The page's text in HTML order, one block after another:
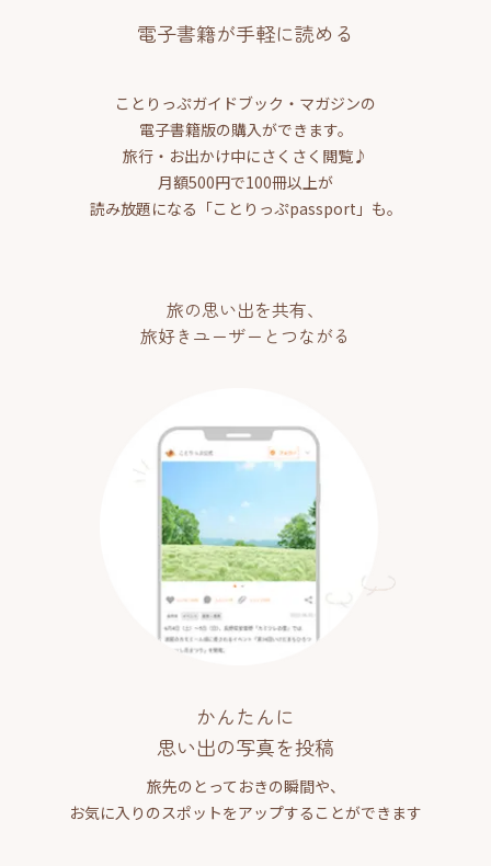
電子書籍が手軽に読める
ことりっぷガイドブック・マガジンの
電子書籍版の購入ができます。
旅行・お出かけ中にさくさく閲覧♪
月額500円で100冊以上が
読み放題になる「ことりっぷpassport」も。
旅の思い出を共有、
旅好きユーザーとつながる
かんたんに
思い出の写真を投稿
旅先のとっておきの瞬間や、
お気に入りのスポットをアップすることができます